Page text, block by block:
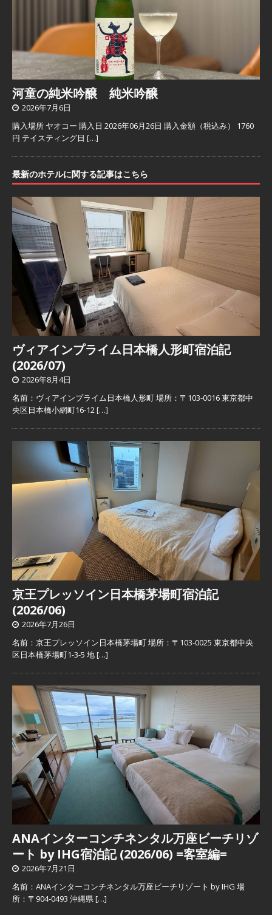
河童の純米吟醸 純米吟醸
2026年7月6日
購入場所 ヤオコー 購入日 2026年06月26日 購入金額（税込み） 1760
円 テイスティング日 […]
最新のホテルに関する記事はこちら
ヴィアインプライム日本橋人形町宿泊記
(2026/07)
2026年8月4日
名前：ヴィアインプライム日本橋人形町 場所：〒103-0016 東京都中
央区日本橋小網町16-12[…]
京王プレッソイン日本橋茅場町宿泊記
(2026/06)
2026年7月26日
名前：京王プレッソイン日本橋茅場町 場所：〒103-0025 東京都中央
区日本橋茅場町1-3-5 地[…]
ANAインターコンチネンタル万座ビーチリゾ
ート by IHG宿泊記 (2026/06) =客室編=
2026年7月21日
名前：ANAインターコンチネンタル万座ビーチリゾート by IHG 場
所：〒904-0493 沖縄県[…]